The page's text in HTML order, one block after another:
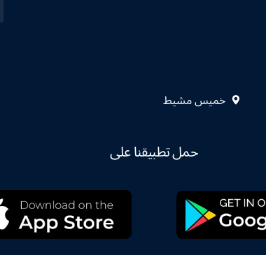
خميس مشيط
حمل تطبيقنا على